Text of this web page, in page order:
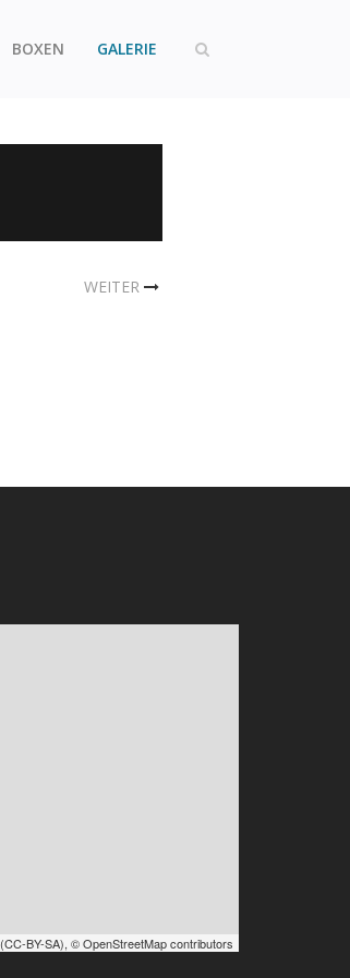
BOXEN GALERIE
WEITER
(CC-BY-SA), © OpenStreetMap contributors